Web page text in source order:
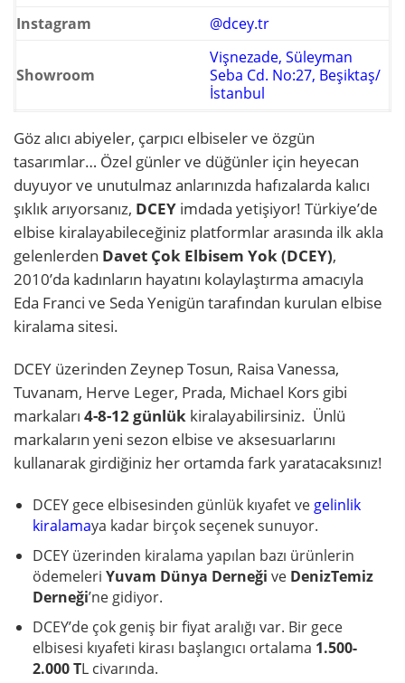
Instagram @dcey.tr
Showroom
Vişnezade, Süleyman
Seba Cd. No:27, Beşiktaş/
İstanbul
Göz alıcı abiyeler, çarpıcı elbiseler ve özgün
tasarımlar… Özel günler ve düğünler için heyecan
duyuyor ve unutulmaz anlarınızda hafızalarda kalıcı
şıklık arıyorsanız, DCEY imdada yetişiyor! Türkiye’de
elbise kiralayabileceğiniz platformlar arasında ilk akla
gelenlerden Davet Çok Elbisem Yok (DCEY),
2010’da kadınların hayatını kolaylaştırma amacıyla
Eda Franci ve Seda Yenigün tarafından kurulan elbise
kiralama sitesi.
DCEY üzerinden Zeynep Tosun, Raisa Vanessa,
Tuvanam, Herve Leger, Prada, Michael Kors gibi
markaları 4-8-12 günlük kiralayabilirsiniz. Ünlü
markaların yeni sezon elbise ve aksesuarlarını
kullanarak girdiğiniz her ortamda fark yaratacaksınız!
DCEY gece elbisesinden günlük kıyafet ve gelinlik
kiralamaya kadar birçok seçenek sunuyor.
DCEY üzerinden kiralama yapılan bazı ürünlerin
ödemeleri Yuvam Dünya Derneği ve DenizTemiz
Derneği’ne gidiyor.
DCEY’de çok geniş bir fiyat aralığı var. Bir gece
elbisesi kıyafeti kirası başlangıcı ortalama 1.500-
2.000 TL civarında.